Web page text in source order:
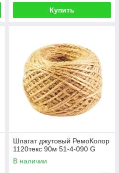
Купить
Шпагат джутовый РемоКолор
1120текс 90м 51-4-090 G
В наличии